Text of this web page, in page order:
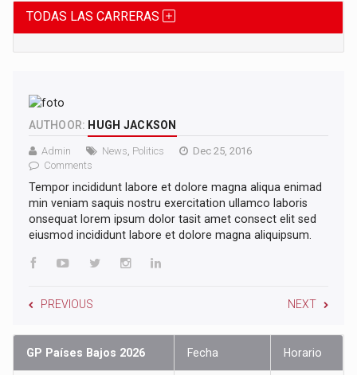
TODAS LAS CARRERAS
AUTHOOR: HUGH JACKSON
Admin News Politics
Dec 25, 2016
Comments
Tempor incididunt labore et dolore magna aliqua enimad
min veniam saquis nostru exercitation ullamco laboris
onsequat lorem ipsum dolor tasit amet consect elit sed
eiusmod incididunt labore et dolore magna aliquipsum.
PREVIOUS NEXT
GP Países Bajos 2026 Fecha Horario